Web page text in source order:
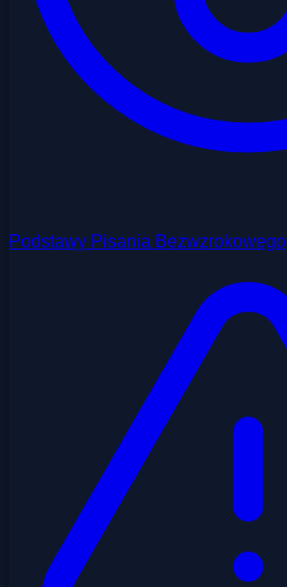
Podstawy Pisania Bezwzrokowego